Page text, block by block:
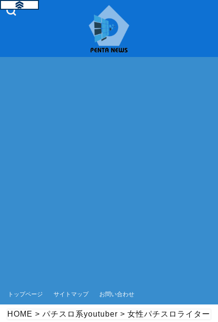
トップページ サイトマップ お問い合わせ
HOME > パチスロ系youtuber > 女性パチスロライター